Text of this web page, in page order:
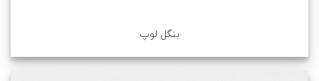
بنگل لوپ